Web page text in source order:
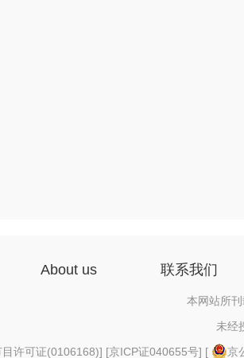
About us 联系我们
本网站所
未经
许可证(0106168)] [京ICP证040655号] [
京